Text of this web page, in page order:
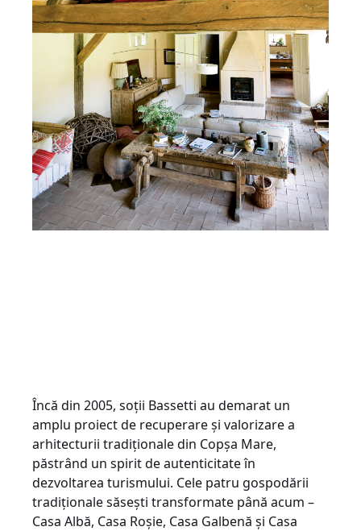
Încă din 2005, soții Bassetti au demarat un
amplu proiect de recuperare și valorizare a
arhitecturii tra­di­ționale din Copșa Mare,
păstrând un spirit de autenticitate în
dezvoltarea turismului. Cele patru gospodării
tradiționale săsești transformate până acum –
Casa Albă, Casa Roșie, Casa Galbe­nă și Casa